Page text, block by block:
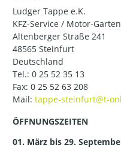
Ludger Tappe e.K.
KFZ-Service / Motor-
Altenberger Straße 241
48565 Steinfurt
Deutschland
Tel.: 0 25 52 35 13
Fax: 0 25 52 63 208
Mail:
ÖFFNUNGSZEITEN
01. März bis 29.